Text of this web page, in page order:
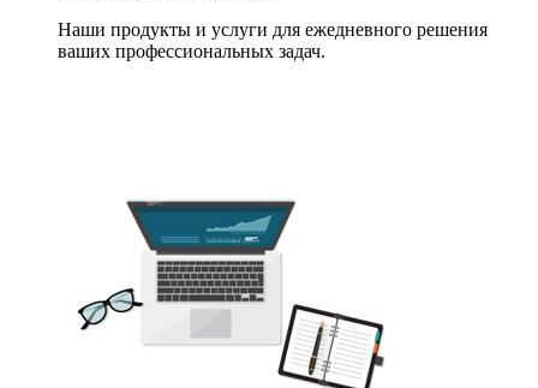
Наши продукты и услуги для ежедневного решения
ваших профессиональных задач.